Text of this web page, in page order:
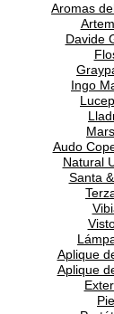
Aromas
Davide
Ingo
Audo
Natural
Santa
Aplique
Aplique
Pie
de privacidad
AL CLIENTE
SOPORTE